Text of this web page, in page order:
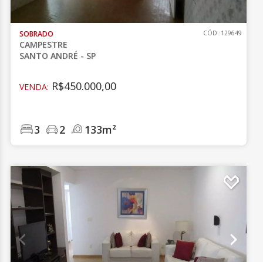
SOBRADO
CAMPESTRE
SANTO ANDRÉ - SP
CÓD.:129649
VENDA: R$450.000,00
3 2 133m²